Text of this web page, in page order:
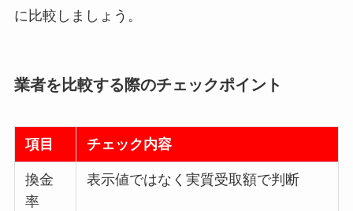
に比較しましょう。
業者を比較する際のチェックポイント
項目 チェック内容
換金
率
表示値ではなく実質受取額で判断